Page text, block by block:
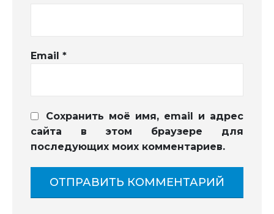
Email *
Сохранить моё имя, email и адрес
сайта в этом браузере для
последующих моих комментариев.